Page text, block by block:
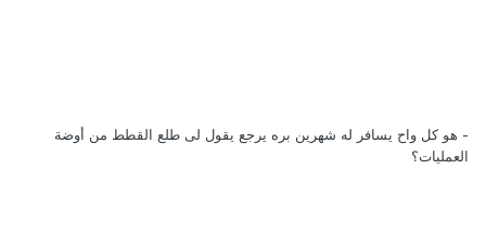
- هو كل واح يسافر له شهرين بره يرجع يقول لى طلع القطط من أوضة
العمليات؟